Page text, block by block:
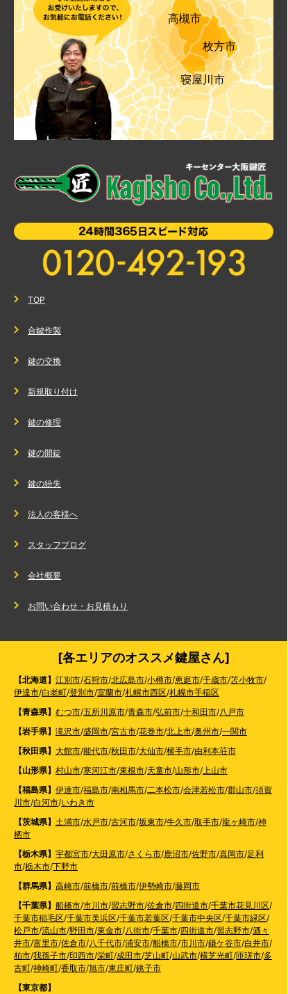
高槻市
枚方市
寝屋川市
TOP
合鍵作製
鍵の交換
新規取り付け
鍵の修理
鍵の開錠
鍵の紛失
法人の客様へ
スタッフブログ
会社概要
お問い合わせ・お見積もり
[各エリアのオススメ鍵屋さん]
【北海道】 江別市/石狩市/北広島市/小樽市/恵庭市/千歳市/苫小牧市/
伊達市/白老町/登別市/室蘭市/札幌市西区/札幌市手稲区
【青森県】 むつ市/五所川原市/青森市/弘前市/十和田市/八戸市
【岩手県】 滝沢市/盛岡市/宮古市/花巻市/北上市/奥州市/一関市
【秋田県】 大館市/能代市/秋田市/大仙市/横手市/由利本荘市
【山形県】 村山市/寒河江市/東根市/天童市/山形市/上山市
【福島県】 伊達市/福島市/南相馬市/二本松市/会津若松市/郡山市/須賀
川市/白河市/いわき市
【茨城県】 土浦市/水戸市/古河市/坂東市/牛久市/取手市/龍ヶ崎市/神
栖市
【栃木県】 宇都宮市/大田原市/さくら市/鹿沼市/佐野市/真岡市/足利
市/栃木市/下野市
【群馬県】 高崎市/前橋市/前橋市/伊勢崎市/藤岡市
【千葉県】 船橋市/市川市/習志野市/佐倉市/四街道市/千葉市花見川区/
千葉市稲毛区/千葉市美浜区/千葉市若葉区/千葉市中央区/千葉市緑区/
松戸市/流山市/野田市/東金市/八街市/千葉市/四街道市/習志野市/酒々
井市/富里市/佐倉市/八千代市/浦安市/船橋市/市川市/鎌ケ谷市/白井市/
柏市/我孫子市/印西市/栄町/成田市/芝山町/山武市/横芝光町/匝瑳市/多
古町/神崎町/香取市/旭市/東庄町/銚子市
【東京都】